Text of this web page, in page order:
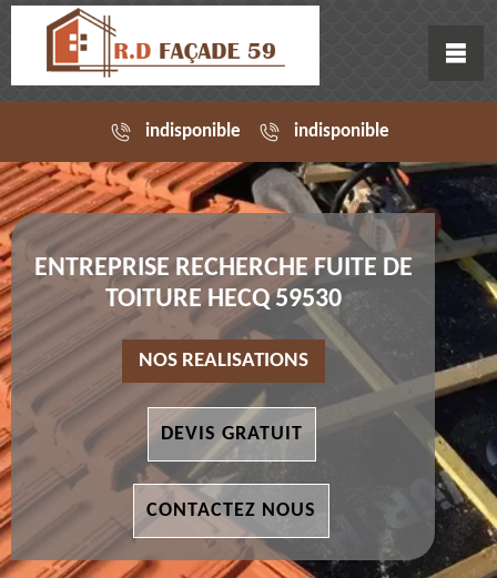
indisponible indisponible
ENTREPRISE RECHERCHE FUITE DE
TOITURE HECQ 59530
NOS REALISATIONS
DEVIS GRATUIT
CONTACTEZ NOUS